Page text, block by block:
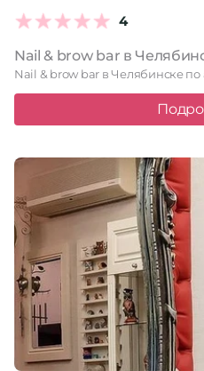
4
Nail & brow bar в Челябинске по